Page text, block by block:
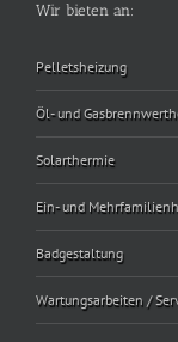
Wir bieten an:
Pelletsheizung
Öl- und
Solarthermie
Ein- und
Badgestaltung
Wartungsarbeiten /